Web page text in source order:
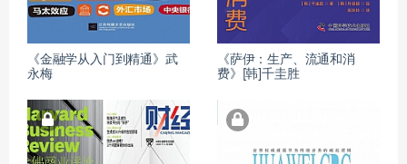
《金融学从入门到精通》武
永梅
《萨伊：生产、流通和消
费》[韩]千圭胜